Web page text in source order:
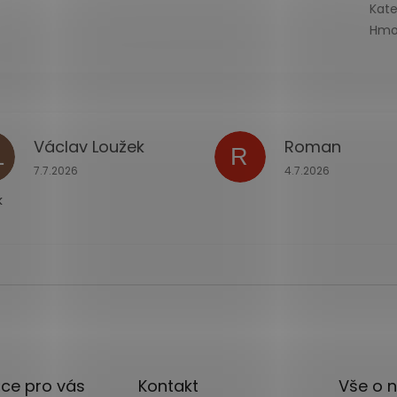
Václav Loužek
Hodnocení obchodu je 5 z 5 hvězdiček.
7.7.2026
R Roman
Hodnocení
4.7.2026
pro vás Kontakt Vše o